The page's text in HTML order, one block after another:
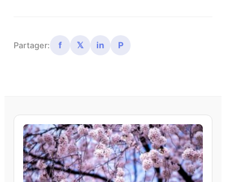
Partager: f 𝕏 in P